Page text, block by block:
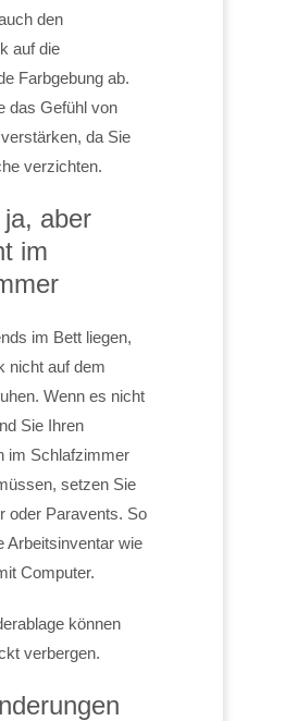
den
auf die
Farbgebung ab.
das Gefühl von
da Sie
verzichten.
aber
im
im Bett liegen,
nicht auf dem
Wenn es nicht
Sie Ihren
im Schlafzimmer
setzen Sie
oder Paravents. So
Arbeitsinventar wie
Computer.
können
verbergen.